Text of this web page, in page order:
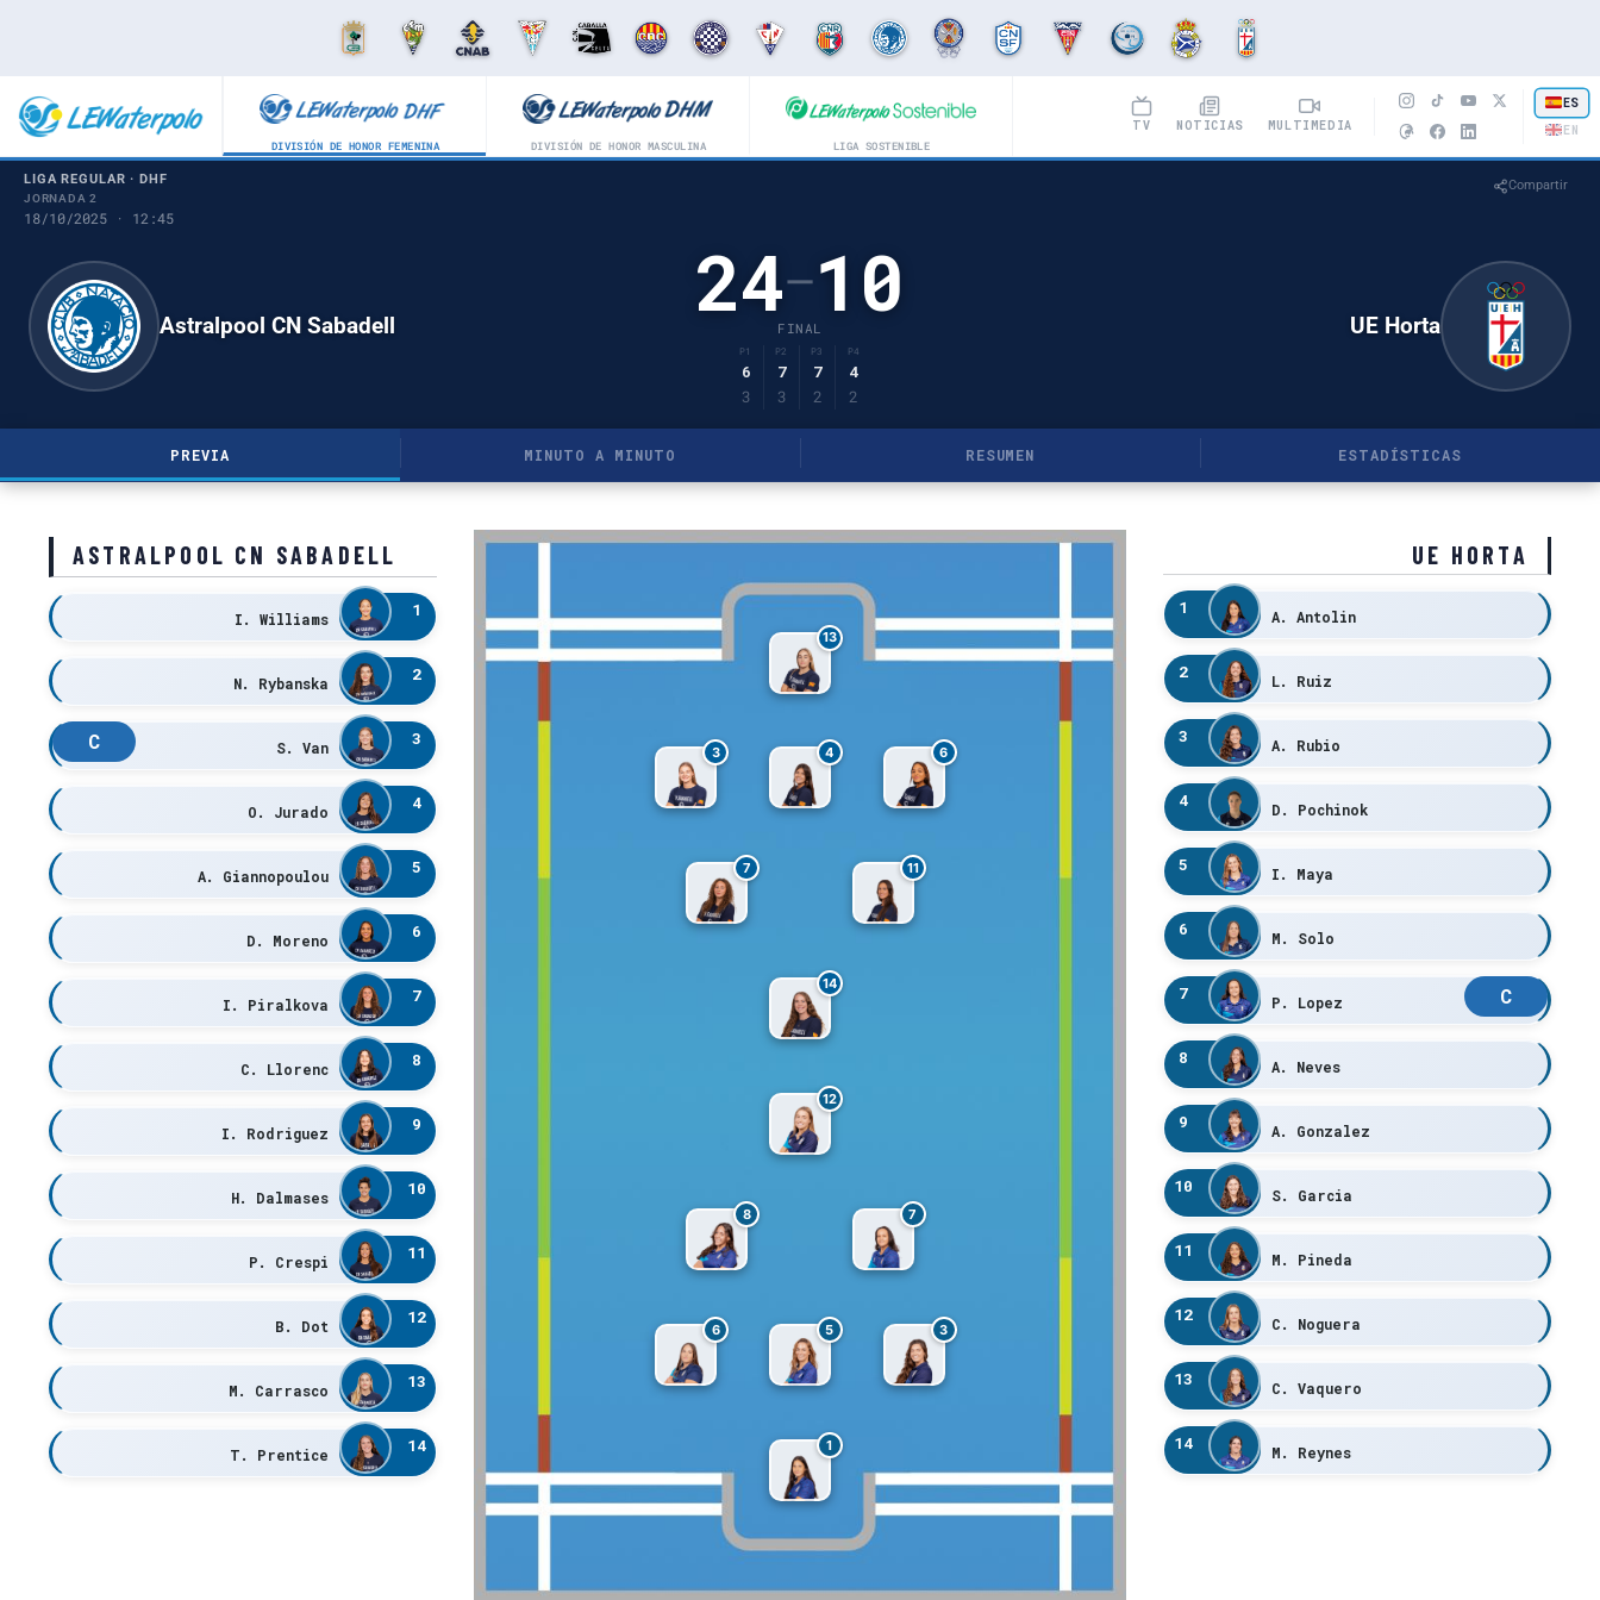
DIVISIÓN DE HONOR FEMENINA DIVISIÓN DE HONOR MASCULINA LIGA SOSTENIBLE
TV NOTICIAS MULTIMEDIA
ES
EN
LIGA REGULAR · DHF
JORNADA 2
18/10/2025 · 12:45
Compartir
Astralpool CN Sabadell 24–10
FINAL
P1 P2 P3 P4
6 7 7
4
3
3 2 2
UE Horta
PREVIA MINUTO A MINUTO RESUMEN ESTADÍSTICAS
ASTRALPOOL CN SABADELL
I. Williams 1
N. Rybanska 2
C S. Van 3
O. Jurado 4
A. Giannopoulou 5
D. Moreno 6
I. Piralkova 7
C. Llorenc 8
I. Rodriguez 9
H. Dalmases 10
P. Crespi 11
B. Dot 12
M. Carrasco 13
T. Prentice 14
13
3 4 6
7 11
14
12
8 7
6 5 3
1
UE HORTA
1 A. Antolin
2 L. Ruiz
3 A. Rubio
4 D. Pochinok
5 I. Maya
6 M. Solo
7 P. Lopez C
8 A. Neves
9 A. Gonzalez
10 S. Garcia
11 M. Pineda
12 C. Noguera
13 C. Vaquero
14 M. Reynes